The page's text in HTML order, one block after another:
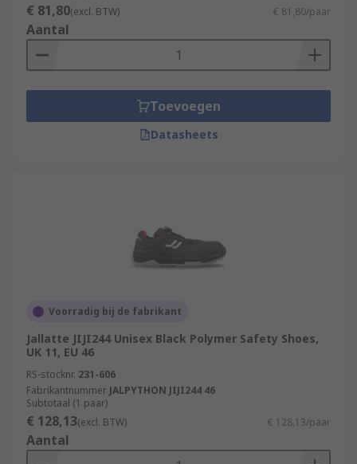
€ 81,80(excl. BTW) € 81,80/paar
Aantal
Toevoegen
Datasheets
Voorradig bij de fabrikant
Jallatte JIJI244 Unisex Black Polymer Safety Shoes,
UK 11, EU 46
RS-stocknr. 231-606
Fabrikantnummer JALPYTHON JIJI244 46
Subtotaal (1 paar)
€ 128,13(excl. BTW) € 128,13/paar
Aantal